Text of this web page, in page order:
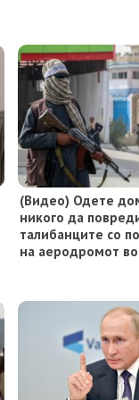
(Видео) Одете
никого да
талибанците со
на аеродромот